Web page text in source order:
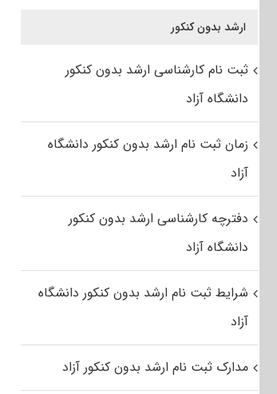
ارشد بدون کنکور
ثبت نام کارشناسی ارشد بدون کنکور
دانشگاه آزاد
زمان ثبت نام ارشد بدون کنکور دانشگاه
آزاد
دفترچه کارشناسی ارشد بدون کنکور
دانشگاه آزاد
شرایط ثبت نام ارشد بدون کنکور دانشگاه
آزاد
مدارک ثبت نام ارشد بدون کنکور آزاد